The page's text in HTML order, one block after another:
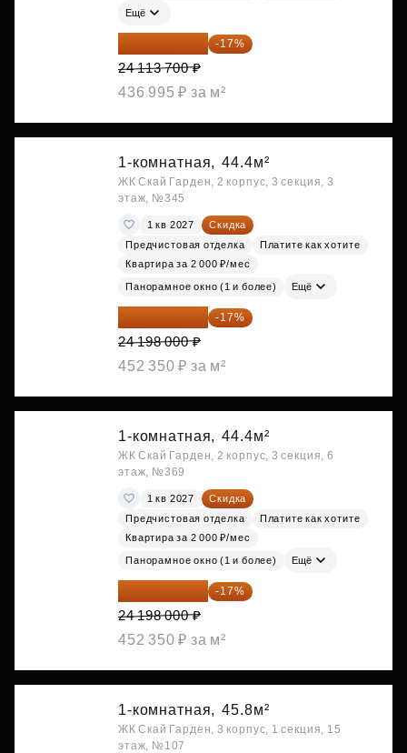
Ещё
20 014 371 ₽ -17%
24 113 700 ₽
436 995 ₽ за м²
1-комнатная, 44.4м²
ЖК Скай Гарден, 2 корпус, 3 секция, 3
этаж, №345
1 кв 2027
Скидка
Предчистовая отделка
Платите как хотите
Квартира за 2 000 ₽/мес
Панорамное окно (1 и более) Ещё
20 084 340 ₽ -17%
24 198 000 ₽
452 350 ₽ за м²
1-комнатная, 44.4м²
ЖК Скай Гарден, 2 корпус, 3 секция, 6
этаж, №369
1 кв 2027
Скидка
Предчистовая отделка
Платите как хотите
Квартира за 2 000 ₽/мес
Панорамное окно (1 и более) Ещё
20 084 340 ₽ -17%
24 198 000 ₽
452 350 ₽ за м²
1-комнатная, 45.8м²
ЖК Скай Гарден, 3 корпус, 1 секция, 15
этаж, №107